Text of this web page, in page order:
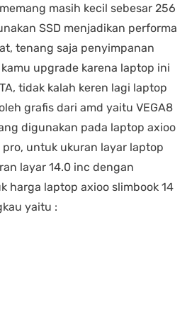
masih kecil sebesar 256
SSD menjadikan performa
tenang saja penyimpanan
upgrade karena laptop ini
tidak kalah keren lagi laptop
grafis dari amd yaitu VEGA8
digunakan pada laptop axioo
untuk ukuran layar laptop
layar 14.0 inc dengan
harga laptop axioo slimbook 14
yaitu :